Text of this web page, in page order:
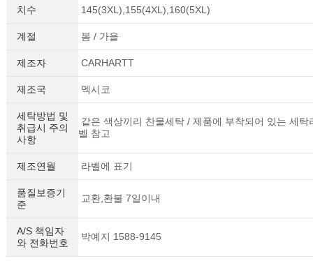
치수 145(3XL),155(4XL),160(5XL)
계절 봄 / 가을
제조자 CARHARTT
제조국 멕시코
세탁방법 및
취급시 주의
사항
같은 색상끼리 찬물세탁 / 제품에 부착되어 있는 세탁
벨 참고
제조연월 라벨에 표기
품질보증기
준
교환,환불 7일이내
A/S 책임자
와 전화번호
박예지 1588-9145